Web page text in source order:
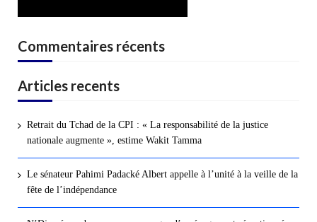
Commentaires récents
Articles recents
Retrait du Tchad de la CPI : « La responsabilité de la justice
nationale augmente », estime Wakit Tamma
Le sénateur Pahimi Padacké Albert appelle à l’unité à la veille de la
fête de l’indépendance